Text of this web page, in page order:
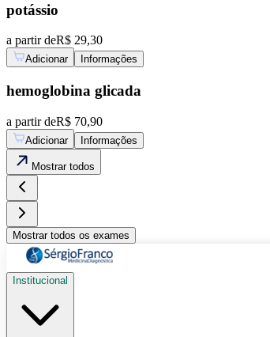
potássio
a partir deR$ 29,30
Adicionar Informações
hemoglobina glicada
a partir deR$ 70,90
Adicionar Informações
Mostrar todos
Mostrar todos os exames
Institucional